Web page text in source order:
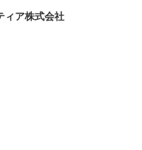
ィア株式会社